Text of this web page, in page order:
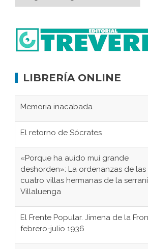
LIBRERÍA ONLINE
Memoria inacabada
El retorno de Sócrates
«Porque ha auido mui grande
deshorden»: La ordenanzas de las
cuatro villas hermanas de la
Villaluenga
El Frente Popular. Jimena de la
febrero-julio 1936